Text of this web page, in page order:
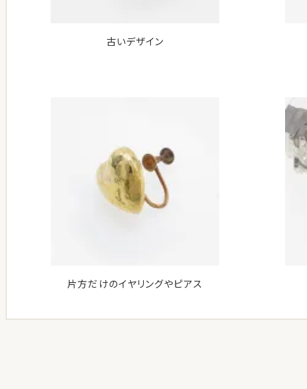
古いデザイン
片方だけのイヤリングやピアス